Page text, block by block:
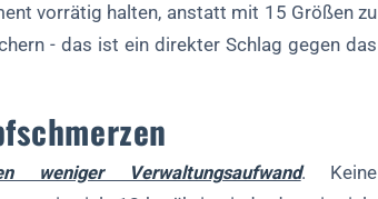
vorrätig halten, anstatt mit 15 Größen zu
- das ist ein direkter Schlag gegen das
weniger Verwaltungsaufwand. Keine